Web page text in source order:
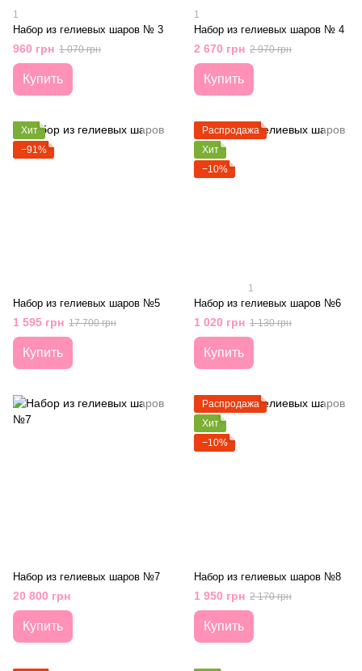
1
Набор из гелиевых шаров № 3
960 грн 1 070 грн
Купить
1
Набор из гелиевых шаров № 4
2 670 грн 2 970 грн
Купить
Хит
−91%
Набор из гелиевых шаров №5
1 595 грн 17 700 грн
Купить
Распродажа
Хит
−10%
1
Набор из гелиевых шаров №6
1 020 грн 1 130 грн
Купить
Набор из гелиевых шаров №7
20 800 грн
Купить
Распродажа
Хит
−10%
Набор из гелиевых шаров №8
1 950 грн 2 170 грн
Купить